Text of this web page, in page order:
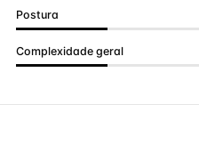
Postura
Complexidade geral